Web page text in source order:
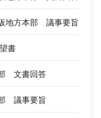
地方本部 議事要旨
書
文書回答
議事要旨